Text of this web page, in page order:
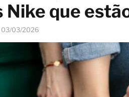
que
03/03/2026